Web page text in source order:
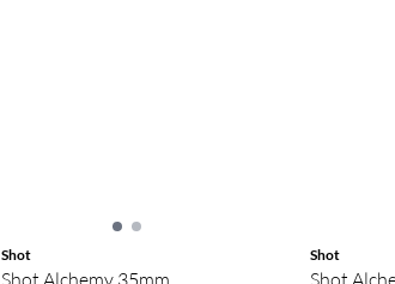
Shot
Shot Alchemy 35mm
Shot
Shot